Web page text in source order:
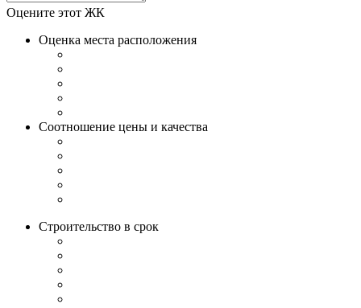
Оцените этот ЖК
Оценка места расположения
Соотношение цены и качества
Строительство в срок